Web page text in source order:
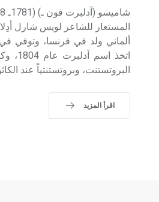
ألماني ولد في فرنسا، وتوفي
اتخذ
البروتستنت، وبروتستنتياً عند
اقرأ المزيد